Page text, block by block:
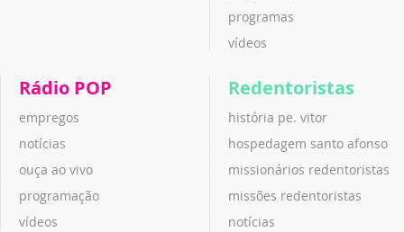
programas
vídeos
Rádio POP
empregos
notícias
ouça ao vivo
programação
vídeos
Redentoristas
história pe. vitor
hospedagem santo afonso
missionários redentoristas
missões redentoristas
notícias